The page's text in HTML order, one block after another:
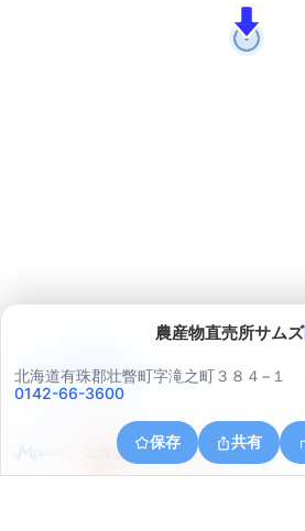
農産物直売所サムズ
北海道有珠郡壮瞥町字滝之町３８４−１
0142-66-3600
保存 共有
北海道有珠郡壮瞥町字東湖畔
アプリで見る